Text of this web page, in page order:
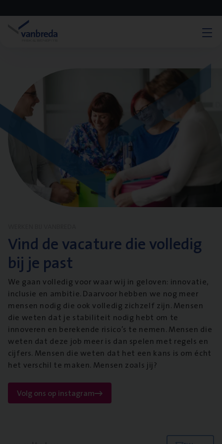
Vind de vacature die volledig
bij je past
We gaan volledig voor waar wij in geloven: innovatie,
inclusie en ambitie. Daarvoor hebben we nog meer
mensen nodig die ook volledig zichzelf zijn. Mensen
die weten dat je stabiliteit nodig hebt om te
innoveren en berekende risico’s te nemen. Mensen die
weten dat deze job meer is dan spelen met regels en
cijfers. Mensen die weten dat het een kans is om écht
het verschil te maken. Mensen zoals jij?
Volg ons op instagram